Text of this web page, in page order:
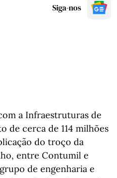
Siga-nos
a Infraestruturas de
de cerca de 114 milhões
do troço da
entre Contumil e
de engenharia e